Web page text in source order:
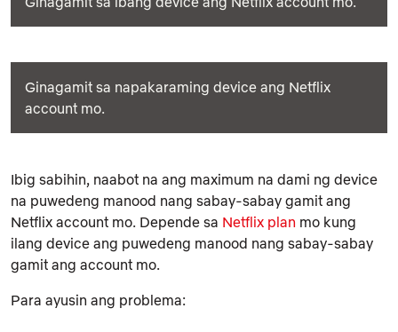
Ginagamit sa napakaraming device ang Netflix
account mo.
Ibig sabihin, naabot na ang maximum na dami ng device
na puwedeng manood nang sabay-sabay gamit ang
Netflix account mo. Depende sa Netflix plan mo kung
ilang device ang puwedeng manood nang sabay-sabay
gamit ang account mo.
Para ayusin ang problema: